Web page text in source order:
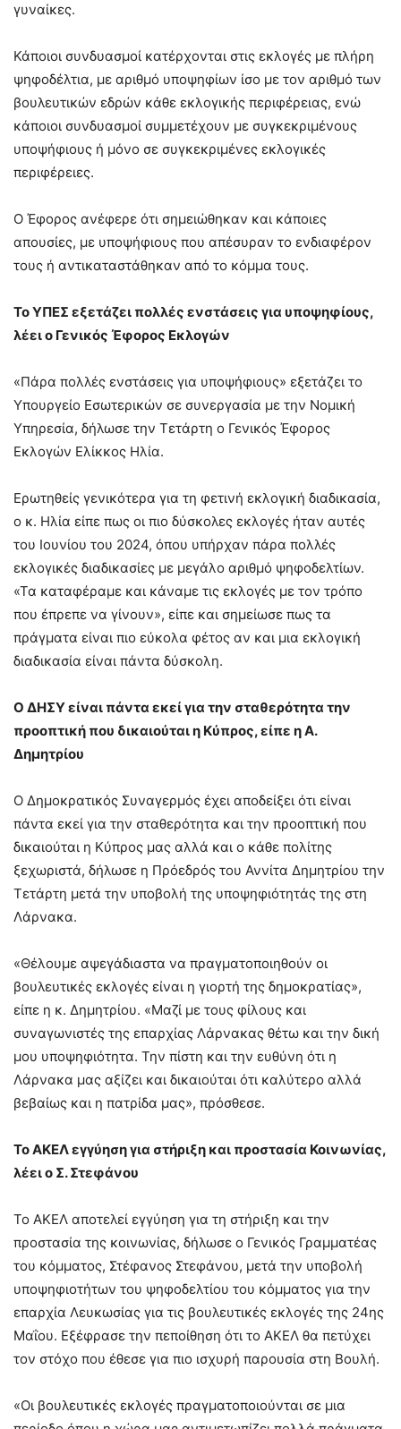
γυναίκες.
Κάποιοι συνδυασμοί κατέρχονται στις εκλογές με πλήρη
ψηφοδέλτια, με αριθμό υποψηφίων ίσο με τον αριθμό των
βουλευτικών εδρών κάθε εκλογικής περιφέρειας, ενώ
κάποιοι συνδυασμοί συμμετέχουν με συγκεκριμένους
υποψήφιους ή μόνο σε συγκεκριμένες εκλογικές
περιφέρειες.
Ο Έφορος ανέφερε ότι σημειώθηκαν και κάποιες
απουσίες, με υποψήφιους που απέσυραν το ενδιαφέρον
τους ή αντικαταστάθηκαν από το κόμμα τους.
Το ΥΠΕΣ εξετάζει πολλές ενστάσεις για υποψηφίους,
λέει ο Γενικός Έφορος Εκλογών
«Πάρα πολλές ενστάσεις για υποψήφιους» εξετάζει το
Υπουργείο Εσωτερικών σε συνεργασία με την Νομική
Υπηρεσία, δήλωσε την Τετάρτη ο Γενικός Έφορος
Εκλογών Ελίκκος Ηλία.
Ερωτηθείς γενικότερα για τη φετινή εκλογική διαδικασία,
ο κ. Ηλία είπε πως οι πιο δύσκολες εκλογές ήταν αυτές
του Ιουνίου του 2024, όπου υπήρχαν πάρα πολλές
εκλογικές διαδικασίες με μεγάλο αριθμό ψηφοδελτίων.
«Τα καταφέραμε και κάναμε τις εκλογές με τον τρόπο
που έπρεπε να γίνουν», είπε και σημείωσε πως τα
πράγματα είναι πιο εύκολα φέτος αν και μια εκλογική
διαδικασία είναι πάντα δύσκολη.
Ο ΔΗΣΥ είναι πάντα εκεί για την σταθερότητα την
προοπτική που δικαιούται η Κύπρος, είπε η Α.
Δημητρίου
Ο Δημοκρατικός Συναγερμός έχει αποδείξει ότι είναι
πάντα εκεί για την σταθερότητα και την προοπτική που
δικαιούται η Κύπρος μας αλλά και ο κάθε πολίτης
ξεχωριστά, δήλωσε η Πρόεδρός του Αννίτα Δημητρίου την
Τετάρτη μετά την υποβολή της υποψηφιότητάς της στη
Λάρνακα.
«Θέλουμε αψεγάδιαστα να πραγματοποιηθούν οι
βουλευτικές εκλογές είναι η γιορτή της δημοκρατίας»,
είπε η κ. Δημητρίου. «Μαζί με τους φίλους και
συναγωνιστές της επαρχίας Λάρνακας θέτω και την δική
μου υποψηφιότητα. Την πίστη και την ευθύνη ότι η
Λάρνακα μας αξίζει και δικαιούται ότι καλύτερο αλλά
βεβαίως και η πατρίδα μας», πρόσθεσε.
Το ΑΚΕΛ εγγύηση για στήριξη και προστασία Κοινωνίας,
λέει ο Σ. Στεφάνου
Το ΑΚΕΛ αποτελεί εγγύηση για τη στήριξη και την
προστασία της κοινωνίας, δήλωσε ο Γενικός Γραμματέας
του κόμματος, Στέφανος Στεφάνου, μετά την υποβολή
υποψηφιοτήτων του ψηφοδελτίου του κόμματος για την
επαρχία Λευκωσίας για τις βουλευτικές εκλογές της 24ης
Μαΐου. Εξέφρασε την πεποίθηση ότι το ΑΚΕΛ θα πετύχει
τον στόχο που έθεσε για πιο ισχυρή παρουσία στη Βουλή.
«Οι βουλευτικές εκλογές πραγματοποιούνται σε μια